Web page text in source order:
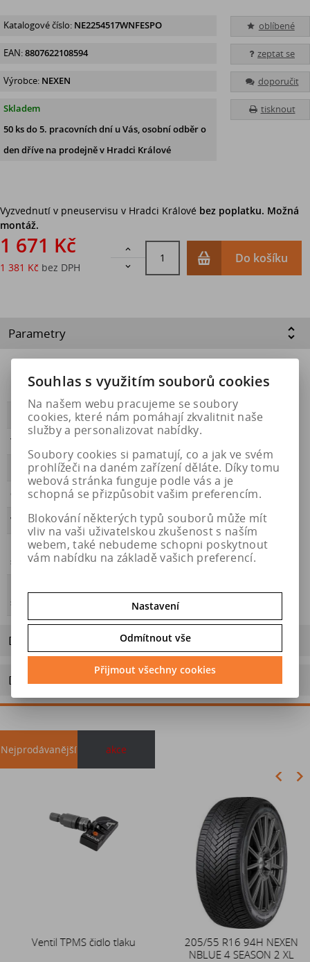
oblíbené
zeptat se
doporučit
tisknout
Katalogové číslo: NE2254517WNFESPO
EAN:8807622108594
Výrobce: NEXEN
Skladem
50 ksdo 5. pracovních dní u Vás, osobní odběr o
den dříve na prodejněv Hradci Králové
Vyzvednutí v pneuservisu v Hradci Králové bez poplatku. Možná
montáž.
1 671 Kč
1 381 Kč bez DPH


Do košíku
Parametry
Přilnavost na
ledu
PŘILNAVOST A
Třída hluku
HLUČNOST 69
OBDOBÍ letní
VALIVÝ ODPOR B
Přilnavost na
sněhu
NE
štítek
Dotaz na výrobek
Doporučit výrobek
Nejprodávanější akce
Ventil TPMS čidlo tlaku
205/55 R16 94H NEXEN
NBLUE 4 SEASON 2 XL
Duše 12x4 (4.00-4) kovový
zahnutý ventil TR87
Souhlas s využitím souborů cookies
Na našem webu pracujeme se soubory
cookies, které nám pomáhají zkvalitnit naše
služby a personalizovat nabídky.
Soubory cookies si pamatují, co a jak ve svém
prohlížeči na daném zařízení děláte. Díky tomu
webová stránka funguje podle vás a je
schopná se přizpůsobit vašim preferencím.
Blokování některých typů souborů může mít
vliv na vaši uživatelskou zkušenost s naším
webem, také nebudeme schopni poskytnout
vám nabídku na základě vašich preferencí.
Nastavení
Odmítnout vše
Přijmout všechny cookies